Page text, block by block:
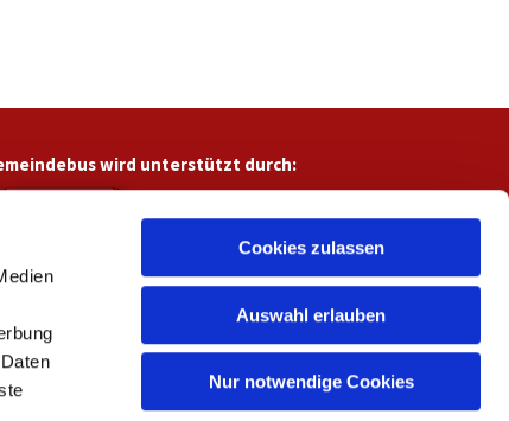
Cookies zulassen
Auswahl erlauben
Nur notwendige Cookies
wird unterstützt durch: